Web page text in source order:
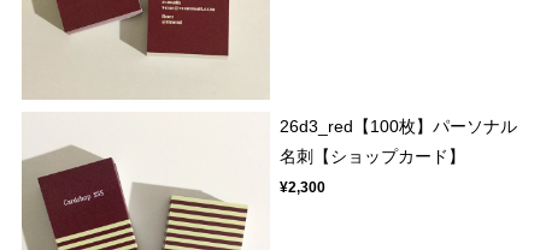
26d3_red【100枚】パーソナル
名刺【ショップカード】
¥2,300